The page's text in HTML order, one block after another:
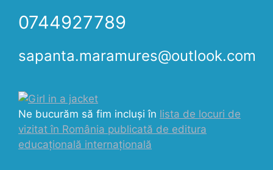
0744927789
sapanta.maramures@outlook.com
Ne bucurăm să fim incluși în lista de locuri de
vizitat în România publicată de editura
educațională internațională